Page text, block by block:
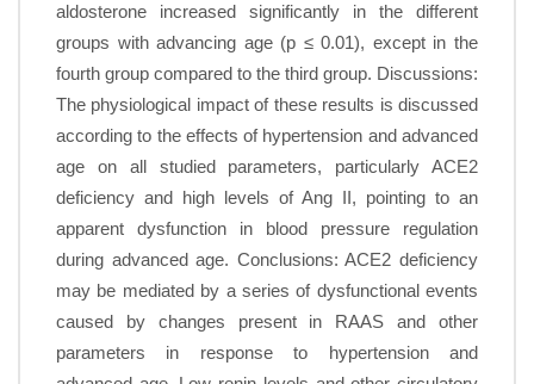
aldosterone increased significantly in the different
groups with advancing age (p ≤ 0.01), except in the
fourth group compared to the third group. Discussions:
The physiological impact of these results is discussed
according to the effects of hypertension and advanced
age on all studied parameters, particularly ACE2
deficiency and high levels of Ang II, pointing to an
apparent dysfunction in blood pressure regulation
during advanced age. Conclusions: ACE2 deficiency
may be mediated by a series of dysfunctional events
caused by changes present in RAAS and other
parameters in response to hypertension and